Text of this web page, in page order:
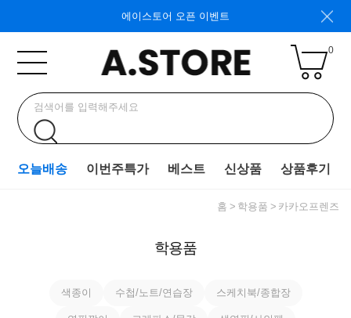
에이스토어 오픈 이벤트
0
오늘배송 이번주특가 베스트 신상품 상품후기
홈 학용품 카카오프렌즈
학용품
색종이 수첩/노트/연습장 스케치북/종합장